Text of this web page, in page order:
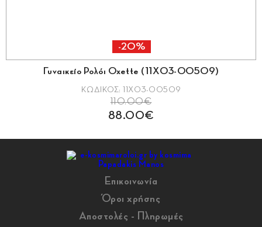
-20%
Γυναικείο Ρολόι Oxette (11X03-00509)
ΚΩΔΙΚΟΣ: 11X03-00509
110.00€
88.00€
Επικοινωνία
Όροι χρήσης
Αποστολές - Πληρωμές